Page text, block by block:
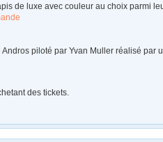
de luxe avec couleur au choix parmi
piloté par Yvan Muller réalisé par
des tickets.